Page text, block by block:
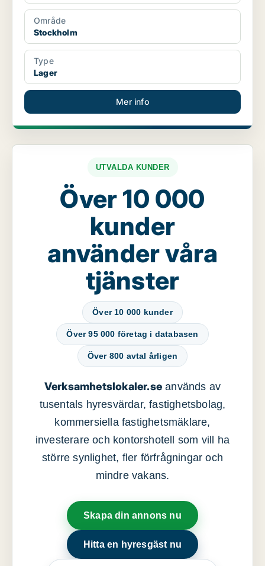
Område
Stockholm
Type
Lager
Mer info
UTVALDA KUNDER
Över 10 000
kunder
använder våra
tjänster
Över 10 000 kunder
Över 95 000 företag i databasen
Över 800 avtal årligen
Verksamhetslokaler.se används av
tusentals hyresvärdar, fastighetsbolag,
kommersiella fastighetsmäklare,
investerare och kontorshotell som vill ha
större synlighet, fler förfrågningar och
mindre vakans.
Skapa din annons nu
Hitta en hyresgäst nu